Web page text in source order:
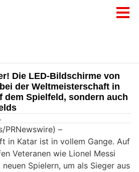
Die LED-Bildschirme von
der Weltmeisterschaft in
dem Spielfeld, sondern auch
PRNewswire) –
in Katar ist in vollem Gange. Auf
Veteranen wie Lionel Messi
Spielern, um als Sieger aus